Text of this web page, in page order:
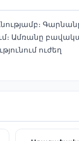
Ամռանը
ուժեղ